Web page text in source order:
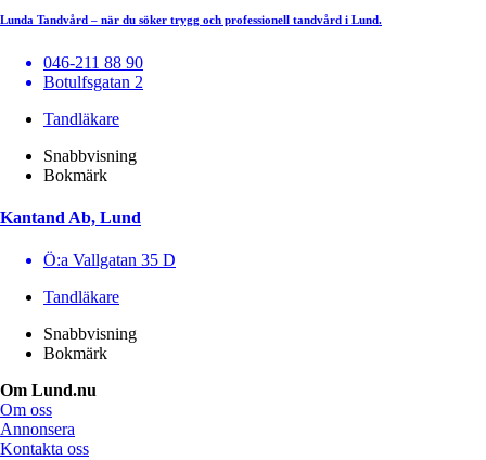
Lunda Tandvård – när du söker trygg och professionell tandvård i Lund.
046-211 88 90
Botulfsgatan 2
Tandläkare
Snabbvisning
Bokmärk
Kantand Ab, Lund
Ö:a Vallgatan 35 D
Tandläkare
Snabbvisning
Bokmärk
Om Lund.nu
Om oss
Annonsera
Kontakta oss